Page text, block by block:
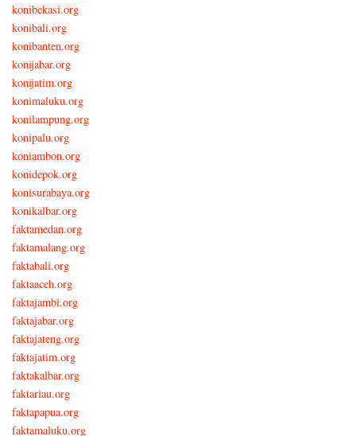
konibekasi.org
konibali.org
konibanten.org
konijabar.org
konijatim.org
konimaluku.org
konilampung.org
konipalu.org
koniambon.org
konidepok.org
konisurabaya.org
konikalbar.org
faktamedan.org
faktamalang.org
faktabali.org
faktaaceh.org
faktajambi.org
faktajabar.org
faktajateng.org
faktajatim.org
faktakalbar.org
faktariau.org
faktapapua.org
faktamaluku.org